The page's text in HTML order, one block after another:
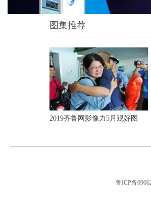
图集推荐
2019齐鲁网影像力5月观好图
鲁ICP备